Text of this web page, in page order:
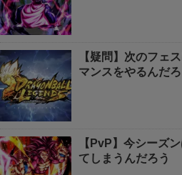
【疑問】次のフェ
マンスをやるんだ
【PvP】今シーズ
てしまうんだろう